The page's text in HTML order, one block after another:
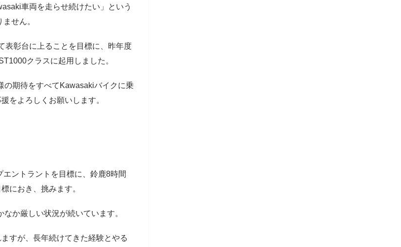
車両を走らせ続けたい」という
せん。
表彰台に上ることを目標に、昨年度
クラスに起用しました。
の期待をすべてKawasakiバイクに乗
をよろしくお願いします。
ントラントを目標に、鈴鹿8時間
におき、挑みます。
か厳しい状況が続いています。
すが、長年続けてきた経験とやる